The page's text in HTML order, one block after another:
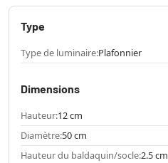
Type
Type de luminaire:Plafonnier
Dimensions
Hauteur:12 cm
Diamètre:50 cm
Hauteur du baldaquin/socle:2.5 cm